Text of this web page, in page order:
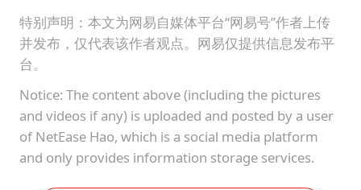
特别声明：本文为网易自媒体平台“网易号”作者上传
并发布，仅代表该作者观点。网易仅提供信息发布平
台。
Notice: The content above (including the pictures
and videos if any) is uploaded and posted by a user
of NetEase Hao, which is a social media platform
and only provides information storage services.